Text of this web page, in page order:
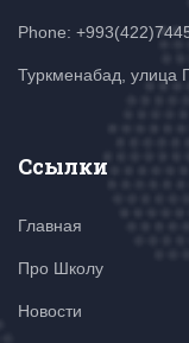
Phone:
Туркменабад, улица
Ссылки
Главная
Про Школу
Новости